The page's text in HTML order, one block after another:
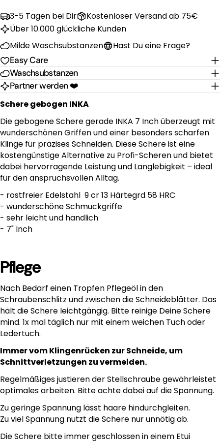
Fellpflege
🐾Wie benutze ich Kebelyn
Hundeshampoo richtig
Vor Gebrauch die Flasche kräftig schütteln,
einmassieren und etwa drei Minuten einwirken
lassen. Zum Schluss gründlich ausspülen.
Oder
Mische 800 -1000 ml warmes Wasser mit 2
Esslöffel Shampoo in einer Schüssel oder
unserem Messbecher an. Schäume Dein
trockenes Haustier mit dem Waschpuschel
mit dieser Mischung komplett ein. Danach
gründlich ausspülen. Es wird empfohlen 2 x zu
schäumen.
paar Minuten im Fell. Zusätzlich empfehlen wir
unseren Conditioner Easy - Smooth, für ein
fluffiges und strahlend glänzendes Fell.
Bei all unseren Kebelyn-Produkten legen wir
größten Wert darauf, nur die besten
Deshalb verwenden wir milde
Waschsubstanzen, auf pflanzlicher Basis, die
reinigen. Die ausgewogene,
feuchtigkeitsspendende Kombination aus Aloe
glänzendes und seidenweiches Fell.
3-5 Tagen bei Dir
Kostenloser Versand ab 75€
Über 10.000 glückliche Kunden
Milde Waschsubstanzen
Hast Du eine Frage?
Easy Care
Waschsubstanzen
Partner werden ❤️
Schere gebogen INKA
Die gebogene Schere gerade INKA 7 Inch überzeugt mit
wunderschönen Griffen und einer besonders scharfen
Klinge für präzises Schneiden. Diese Schere ist eine
kostengünstige Alternative zu Profi-Scheren und bietet
dabei hervorragende Leistung und Langlebigkeit – ideal
für den anspruchsvollen Alltag.
- rostfreier Edelstahl 9 cr 13 Härtegrd 58 HRC
- wunderschöne Schmuckgriffe
- sehr leicht und handlich
- 7" Inch
Pflege
Nach Bedarf einen Tropfen Pflegeöl in den
Schraubenschlitz und zwischen die Schneideblätter. Das
hält die Schere leichtgängig. Bitte reinige Deine Schere
mind. 1x mal täglich nur mit einem weichen Tuch oder
Ledertuch.
Immer vom Klingenrücken zur Schneide, um
Schnittverletzungen zu vermeiden.
Regelmäßiges justieren der Stellschraube gewährleistet
optimales arbeiten. Bitte achte dabei auf die Spannung.
Zu geringe Spannung lässt haare hindurchgleiten.
Zu viel Spannung nutzt die Schere nur unnötig ab.
Die Schere bitte immer geschlossen in einem Etui